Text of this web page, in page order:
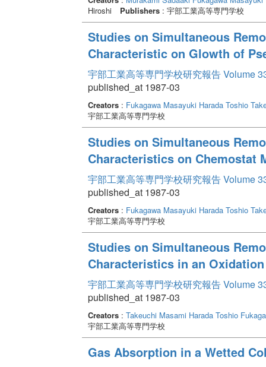
Hiroshi
Publishers: 宇部工業高等専門学校
Studies on Simultaneous
Characteristic on Glowth of
宇部工業高等専門学校研究報告 Volume
published_at 1987-03
Creators: Fukagawa Masayuki Harada Toshio
宇部工業高等専門学校
Studies on Simultaneous
Characteristics on Chemostat
宇部工業高等専門学校研究報告 Volume
published_at 1987-03
Creators: Fukagawa Masayuki Harada Toshio
宇部工業高等専門学校
Studies on Simultaneous
Characteristics in an
宇部工業高等専門学校研究報告 Volume
published_at 1987-03
Creators: Takeuchi Masami Harada Toshio
宇部工業高等専門学校
Gas Absorption in a Wetted